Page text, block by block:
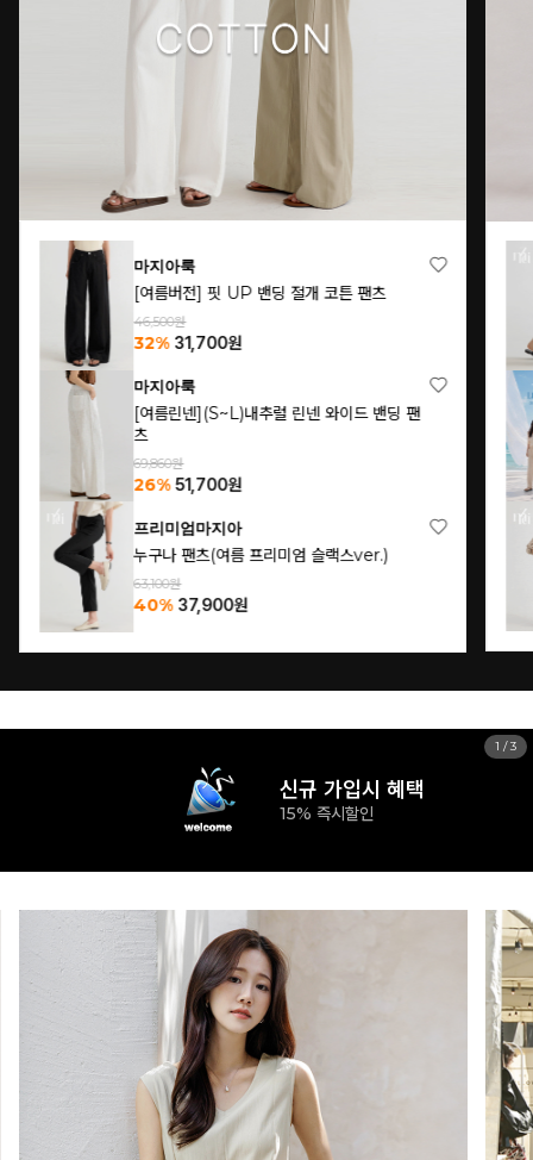
마지아룩
[여름버전] 핏 UP 밴딩 절개 코튼 팬츠
46,500원
32% 31,700원
마지아룩
[여름린넨](S~L)내추럴 린넨 와이드 밴딩 팬
츠
69,860원
26% 51,700원
프리미엄마지아
누구나 팬츠(여름 프리미엄 슬랙스ver.)
63,100원
40% 37,900원
신규 가입시 혜택
15% 즉시할인
1 /3